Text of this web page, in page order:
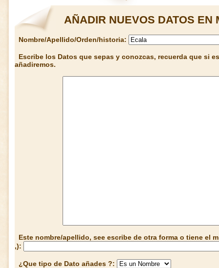
AÑADIR NUEVOS DATOS EN
Nombre/Apellido/Orden/historia:
Escribe los Datos que sepas y conozcas, recuerda que si
añadiremos.
Este nombre/apellido, see escribe de otra forma o tiene el
,):
¿Que tipo de Dato añades ?: